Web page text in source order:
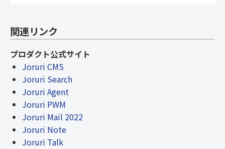
関連リンク
プロダクト公式サイト
Joruri CMS
Joruri Search
Joruri Agent
Joruri PWM
Joruri Mail 2022
Joruri Note
Joruri Talk